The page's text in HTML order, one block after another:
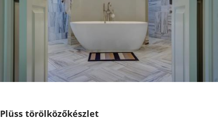
Plüss törölközőkészlet